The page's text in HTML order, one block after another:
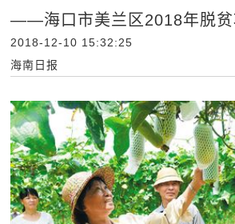
——海口市美兰区2018年脱贫
2018-12-10 15:32:25
海南日报